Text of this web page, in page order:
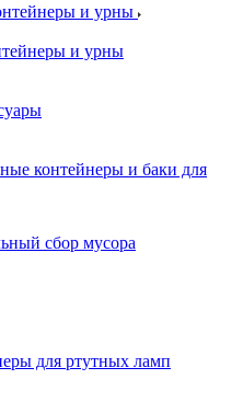
и урны
и урны
контейнеры и баки для
сбор мусора
для ртутных ламп